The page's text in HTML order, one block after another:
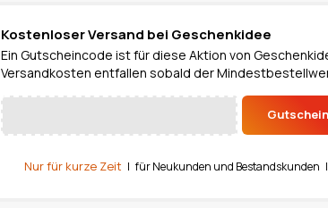
Kostenloser Versand bei Geschenkidee
Ein Gutscheincode ist für diese Aktion von
Versandkosten entfallen sobald der
Nur für kurze Zeit | für Neukunden und Bestandskunden